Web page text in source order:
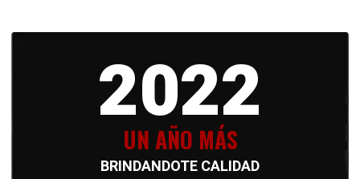
2022
UN AÑO MÁS
BRINDANDOTE CALIDAD